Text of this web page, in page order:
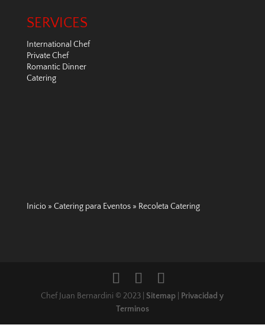
SERVICES
International Chef
Private Chef
Romantic Dinner
Catering
Inicio» Catering para Eventos» Recoleta Catering
Chef Juan Bernardini © 2023 | Sitemap
Privacidad y
Terminos